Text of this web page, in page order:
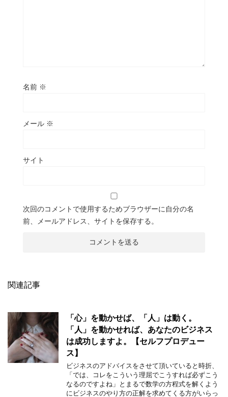
名前 ※
メール ※
サイト
次回のコメントで使用するためブラウザーに自分の名
前、メールアドレス、サイトを保存する。
関連記事
「心」を動かせば、「人」は動く。
「人」を動かせれば、あなたのビジネス
は成功しますよ。【セルフプロデュー
ス】
ビジネスのアドバイスをさせて頂いていると時折、
「では、コレをこういう理屈でこうすれば必ずこう
なるのですよね」とまるで数学の方程式を解くよう
にビジネスのやり方の正解を求めてくる方がいらっ